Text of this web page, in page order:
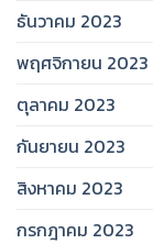
ธันวาคม 2023
พฤศจิกายน 2023
ตุลาคม 2023
กันยายน 2023
สิงหาคม 2023
กรกฎาคม 2023